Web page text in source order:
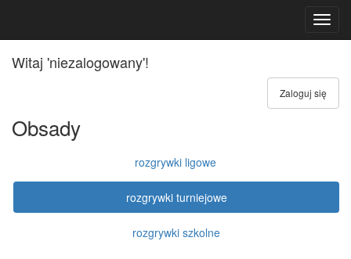
Witaj 'niezalogowany'!
Zaloguj się
Obsady
rozgrywki ligowe
rozgrywki turniejowe
rozgrywki szkolne